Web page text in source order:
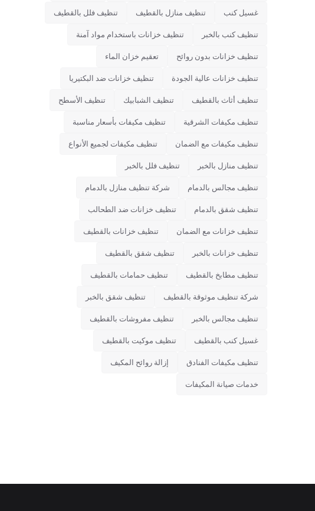
غسيل كنب تنظيف منازل بالقطيف تنظيف فلل بالقطيف
تنظيف كنب بالخبر تنظيف خزانات باستخدام مواد آمنة
تنظيف خزانات بدون روائح تعقيم خزان الماء
تنظيف خزانات عالية الجودة تنظيف خزانات ضد البكتيريا
تنظيف أثاث بالقطيف تنظيف الشبابيك تنظيف الأسطح
تنظيف مكيفات الشرقية تنظيف مكيفات بأسعار مناسبة
تنظيف مكيفات مع الضمان تنظيف مكيفات لجميع الأنواع
تنظيف منازل بالخبر تنظيف فلل بالخبر
تنظيف مجالس بالدمام شركة تنظيف منازل بالدمام
تنظيف شقق بالدمام تنظيف خزانات ضد الطحالب
تنظيف خزانات مع الضمان تنظيف خزانات بالقطيف
تنظيف خزانات بالخبر تنظيف شقق بالقطيف
تنظيف مطابخ بالقطيف تنظيف حمامات بالقطيف
شركة تنظيف موثوقة بالقطيف تنظيف شقق بالخبر
تنظيف مجالس بالخبر تنظيف مفروشات بالقطيف
غسيل كنب بالقطيف تنظيف موكيت بالقطيف
تنظيف مكيفات الفنادق إزالة روائح المكيف
خدمات صيانة المكيفات